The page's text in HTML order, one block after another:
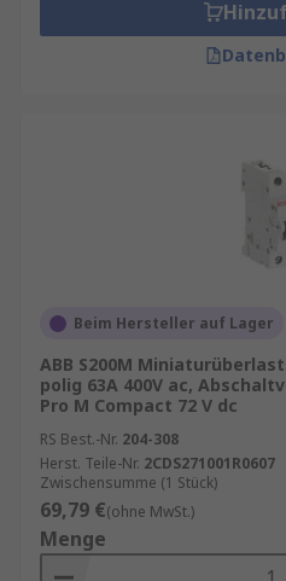
Beim Hersteller auf Lager
ABB S200M
polig 63A 400V ac,
Pro M Compact 72 V dc
RS Best.-Nr. 204-308
Herst. Teile-Nr. 2CDS271001R0607
Zwischensumme (1 Stück)
69,79 €(ohne MwSt.)
Menge